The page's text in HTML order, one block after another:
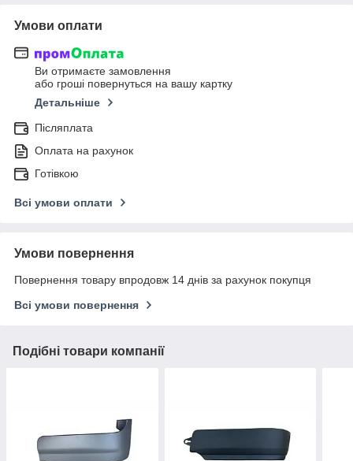
Умови оплати
Ви отримаєте замовлення
або гроші повернуться на вашу картку
Детальніше
Післяплата
Оплата на рахунок
Готівкою
Всі умови оплати
Умови повернення
Повернення товару впродовж 14 днів за рахунок покупця
Всі умови повернення
Подібні товари компанії